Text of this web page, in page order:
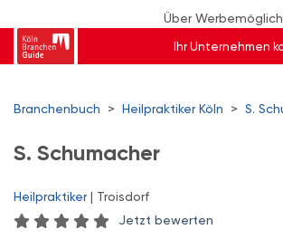
Über
Ihr Unternehmen
Branchenbuch > Heilpraktiker Köln > S.
S. Schumacher
Heilpraktiker| Troisdorf
Jetzt bewerten